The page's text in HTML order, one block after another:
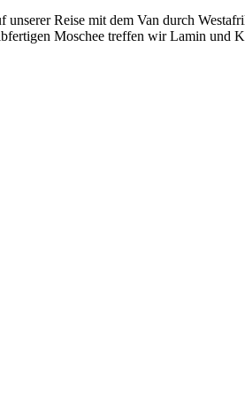
unserer Reise mit dem Van durch
Moschee treffen wir Lamin und